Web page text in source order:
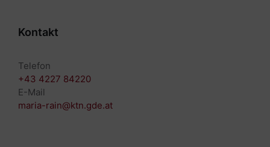
Kontakt
Telefon
+43 4227 84220
E-Mail
maria-rain@ktn.gde.at